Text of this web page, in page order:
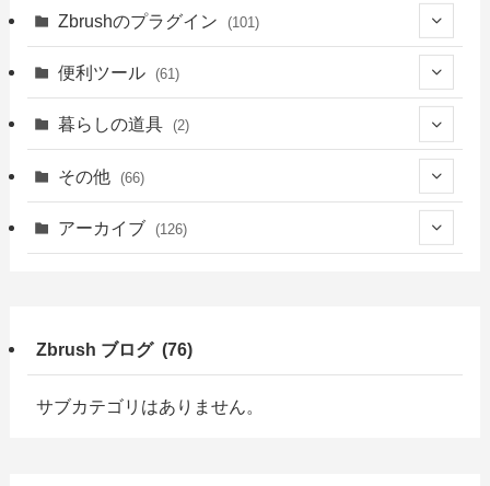
(4)(39)
(34)
(94)
(14)
(18)
(21)
(18)
(76)
Zbrushのプラグイン (101)
(3)
(41)
(3)
(1)
(9)
(13)
便利ツール (61)
(39)
(2)
(1)
暮らしの道具 (2)
その他 (66)
(7)
(3)
アーカイブ (126)
(7)
(19)
(3)
(7)
Zbrush ブログ (76)
サブカテゴリはありません。